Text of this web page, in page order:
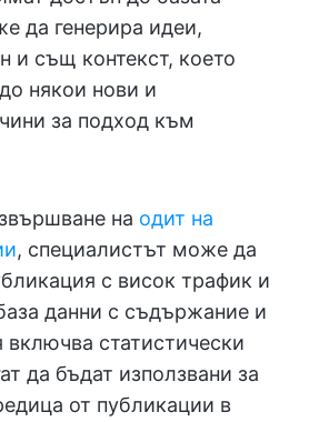
да генерира идеи,
и същ контекст, което
някои нови и
за подход към
на одит на
, специалистът може да
с висок трафик и
данни с съдържание и
включва статистически
да бъдат използвани за
от публикации в